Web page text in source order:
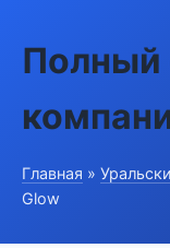
Полный
Главная »
Glow